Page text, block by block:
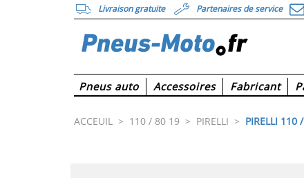
Livraison gratuite Partenaires de service
Pneus auto Accessoires Fabricant
ACCEUIL > 110 / 80 19 > PIRELLI > PIRELLI 110